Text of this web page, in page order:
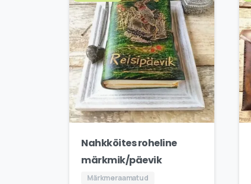
Nahkköites roheline
märkmik/päevik
Märkmeraamatud